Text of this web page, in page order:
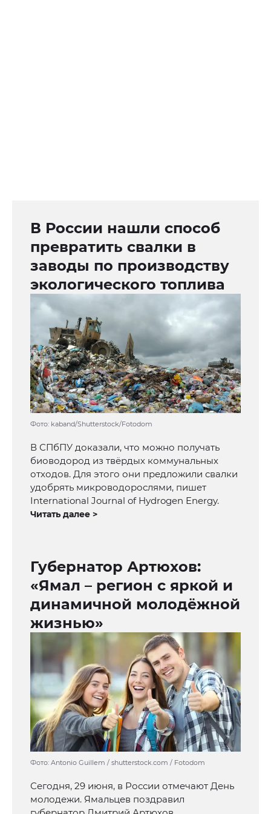
В России нашли способ
превратить свалки в
заводы по производству
экологического топлива
Фото: kaband/Shutterstock/Fotodom
В СПбПУ доказали, что можно получать
биоводород из твёрдых коммунальных
отходов. Для этого они предложили свалки
удобрять микроводорослями, пишет
International Journal of Hydrogen Energy.
Читать далее >
Губернатор Артюхов:
«Ямал – регион с яркой и
динамичной молодёжной
жизнью»
Фото: Antonio Guillem / shutterstock.com / Fotodom
Сегодня, 29 июня, в России отмечают День
молодежи. Ямальцев поздравил